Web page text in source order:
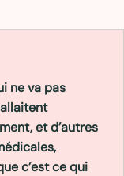
ne va pas
et d’autres
c’est ce qui